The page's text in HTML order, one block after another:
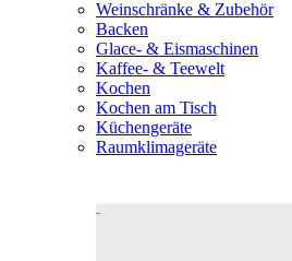
Weinschränke & Zubehör
Backen
Glace- & Eismaschinen
Kaffee- & Teewelt
Kochen
Kochen am Tisch
Küchengeräte
Raumklimageräte